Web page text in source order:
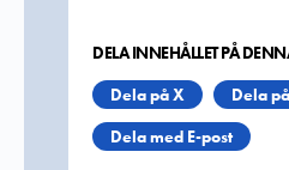
DELA INNEHÅLLET PÅ
Dela på X
Dela
Dela med E-post